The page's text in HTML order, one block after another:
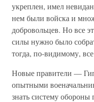
укреплен, имел
нем были войска и
добровольцев. Но все
силы нужно было
тогда, по-видимому,
Новые правители —
опытными
знать систему обороны